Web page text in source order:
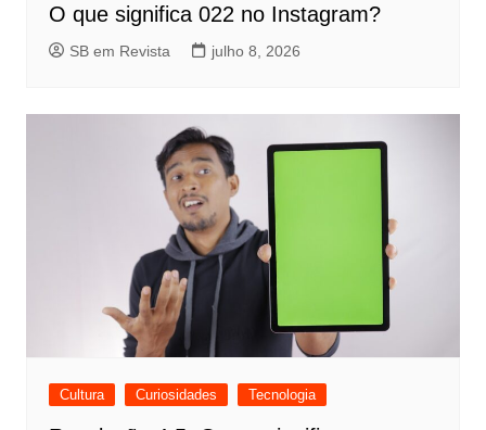
O que significa 022 no Instagram?
SB em Revista julho 8, 2026
Cultura Curiosidades Tecnologia